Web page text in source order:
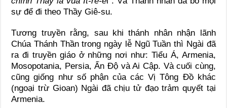
sự để đi theo Thầy Giê-su.
Tương truyền rằng, sau khi thánh nhân nhận lãnh
Chúa Thánh Thần trong ngày lễ Ngũ Tuần thì Ngài đã
ra đi truyền giáo ở những nơi như: Tiểu Á, Armenia,
Mosopotania, Persia, Ấn Độ và Ai Cập. Và cuối cùng,
cũng giống như số phận của các Vị Tông Đồ khác
(ngoại trừ Gioan) Ngài đã chịu tử đạo trảm quyết tại
Armenia.